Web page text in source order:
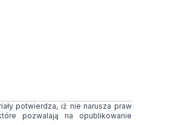
potwierdza, iż nie narusza praw
pozwalają na opublikowanie